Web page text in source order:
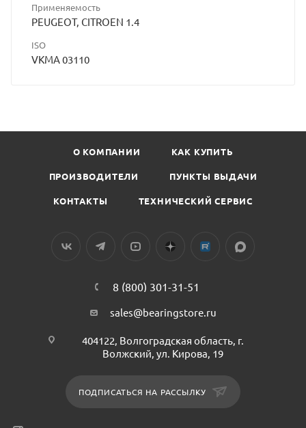
Применяемость
PEUGEOT, CITROEN 1.4
ISO
VKMA 03110
О КОМПАНИИ КАК КУПИТЬ
ПРОИЗВОДИТЕЛИ ПУНКТЫ ВЫДАЧИ
КОНТАКТЫ ТЕХНИЧЕСКИЙ СЕРВИС
8 (800) 301-31-51
sales@bearingstore.ru
404122, Волгоградская область, г.
Волжский, ул. Кирова, 19
ПОДПИСАТЬСЯ НА РАССЫЛКУ